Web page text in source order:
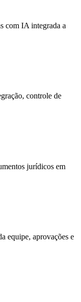
com IA integrada a
controle de
jurídicos em
equipe, aprovações e